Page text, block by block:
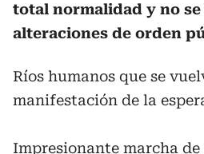
total normalidad y no
alteraciones de orden
Ríos humanos que se
manifestación de la
Impresionante marcha de